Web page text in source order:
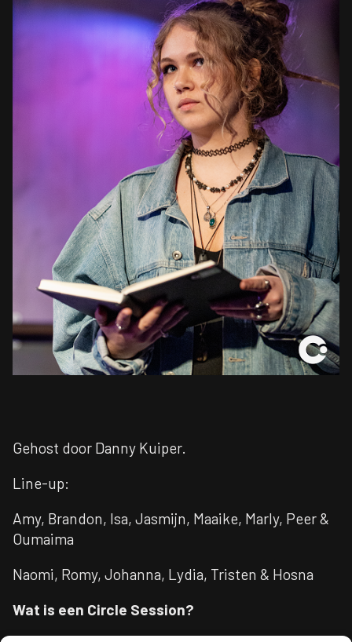
Gehost door Danny Kuiper.
Line-up:
Amy, Brandon, Isa, Jasmijn, Maaike, Marly, Peer &
Oumaima
Naomi, Romy, Johanna, Lydia, Tristen & Hosna
Wat is een Circle Session?